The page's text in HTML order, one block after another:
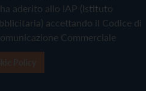
aderito allo IAP (Istituto
accettando il Codice di
Commerciale